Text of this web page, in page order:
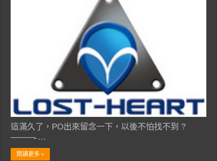
這滿久了，PO出來留念一下，以後不怕找不到 ?
———̵ …
閱讀更多 »